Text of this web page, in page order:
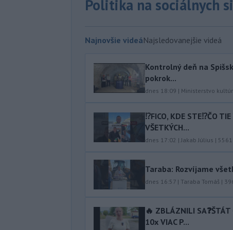
Politika na sociálnych
Najnovšie videáNajsledovanejšie videá
Kontrolný deň na
pokrok...
dnes 18:09 | Ministerstvo
⁉️FICO, KDE STE⁉️ČO
VŠETKÝCH...
dnes 17:02 |Jakab Július | 5561
Taraba: Rozvíjame
dnes 16:57 | Taraba Tomáš |
🔥 ZBLÁZNILI SA❓️ŠTÁT
10x VIAC P...